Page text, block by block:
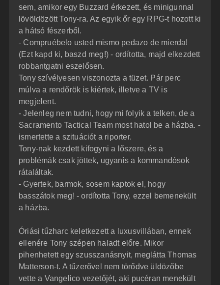
sem, amikor egy Buzzard érkezett, és minigunnal
lövöldözött Tony-ra. Az egyik őr egy RPG-t hozott ki
a hátsó fészerből.
- Compruébelo usted mismo pedazo de mierda!
(Ezt kapd ki, baszd meg!) - ordította, majd elkezdett
robbantgatni eszelősen.
Tony szívélyesen viszonozta a tüzet. Pár perc
múlva a rendőrök is kiértek, illetve a TV is
megjelent.
- Jelenleg nem tudni, hogy mi folyik a telken, de a
Sacramento Tactical Team most hatol be a házba. -
ismertette a szituációt a riporter.
Tony-nak kezdett kifogyni a lőszere, és a
problémák csak jöttek, ugyanis a kommandósok
rátaláltak.
- Gyertek, barmok, sosem kaptok el, hogy
basszátok meg! - ordította Tony, ezzel bemenekült
a házba.
Óriási tűzharc keletkezett a luxusvillában, ennek
ellenére Tony szépen haladt előre. Mikor
pihenhetett egy szusszanásnyit, meglátta Thomas
Matterson-t. A tűzerővel nem törődve üldözőbe
vette a Vangelico vezetőjét, aki pucéran menekült